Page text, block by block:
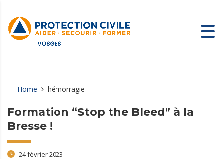
Home hémorragie
Formation “Stop the Bleed” à la
Bresse !
24 février 2023